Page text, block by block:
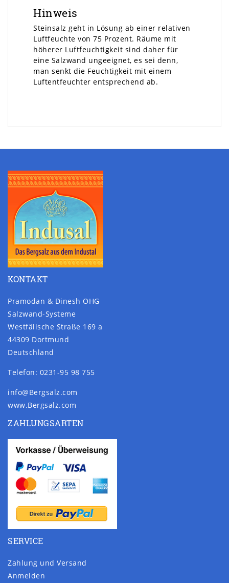
Hinweis
Steinsalz geht in Lösung ab einer relativen
Luftfeuchte von 75 Prozent. Räume mit
höherer Luftfeuchtigkeit sind daher für
eine Salzwand ungeeignet, es sei denn,
man senkt die Feuchtigkeit mit einem
Luftentfeuchter entsprechend ab.
KONTAKT
Pramodan & Dinesh OHG
Salzwand-Systeme
Westfälische Straße 169 a
44309 Dortmund
Deutschland
Telefon: 0231-95 98 755
info@Bergsalz.com
www.Bergsalz.com
ZAHLUNGSARTEN
SERVICE
Zahlung und Versand
Anmelden